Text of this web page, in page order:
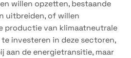
willen opzetten, bestaande
uitbreiden, of willen
productie van klimaatneutrale
investeren in deze sectoren,
aan de energietransitie, maar